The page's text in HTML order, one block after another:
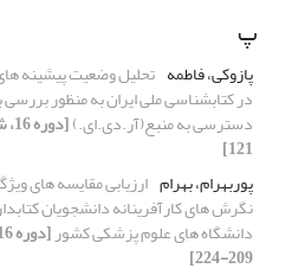
پ
پازوکی، فاطمه تحلیل وضعیت پیشینه
در کتابشناسی ملی ایران به منظور
دسترسی به منبع(آر.دی.ای.)
121]
پوربهرام، بهرام ارزیابی مقایسه های
نگرش های کارآفرینانه دانشجویان
دانشگاه های علوم پزشکی کشور
209-224]